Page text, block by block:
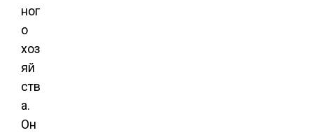
ног
о
хоз
яй
ств
а.
Он